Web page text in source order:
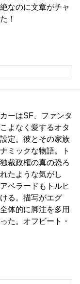
なのに文章がチャ
！
ーはSF、ファンタ
よなく愛するオタ
定。彼とその家族
ミックな物語。ト
裁政権の真の恐ろ
たような気がし
ベラードもトルヒ
る。描写がエグ
体的に脚注を多用
た。オフビート・